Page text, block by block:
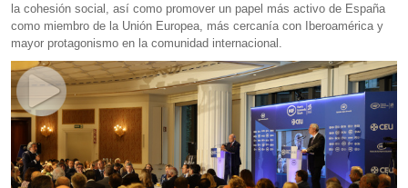
la cohesión social, así como promover un papel más activo de España
como miembro de la Unión Europea, más cercanía con Iberoamérica y
mayor protagonismo en la comunidad internacional.